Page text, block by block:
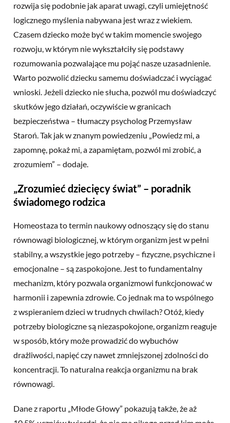
rozwija się podobnie jak aparat uwagi, czyli umiejętność
logicznego myślenia nabywana jest wraz z wiekiem.
Czasem dziecko może być w takim momencie swojego
rozwoju, w którym nie wykształciły się podstawy
rozumowania pozwalające mu pojąć nasze uzasadnienie.
Warto pozwolić dziecku samemu doświadczać i wyciągać
wnioski. Jeżeli dziecko nie słucha, pozwól mu doświadczyć
skutków jego działań, oczywiście w granicach
bezpieczeństwa – tłumaczy psycholog Przemysław
Staroń. Tak jak w znanym powiedzeniu „Powiedz mi, a
zapomnę, pokaż mi, a zapamiętam, pozwól mi zrobić, a
zrozumiem” – dodaje.
„Zrozumieć dziecięcy świat” – poradnik
świadomego rodzica
Homeostaza to termin naukowy odnoszący się do stanu
równowagi biologicznej, w którym organizm jest w pełni
stabilny, a wszystkie jego potrzeby – fizyczne, psychiczne i
emocjonalne – są zaspokojone. Jest to fundamentalny
mechanizm, który pozwala organizmowi funkcjonować w
harmonii i zapewnia zdrowie. Co jednak ma to wspólnego
z wspieraniem dzieci w trudnych chwilach? Otóż, kiedy
potrzeby biologiczne są niezaspokojone, organizm reaguje
w sposób, który może prowadzić do wybuchów
drażliwości, napięć czy nawet zmniejszonej zdolności do
koncentracji. To naturalna reakcja organizmu na brak
równowagi.
Dane z raportu „Młode Głowy” pokazują także, że aż